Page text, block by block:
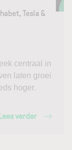
Tesla &
centraal in
laten groei
hoger.
Lees verder